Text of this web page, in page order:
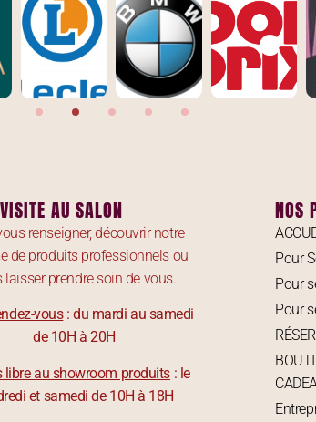
AU SALON
renseigner, découvrir notre
de produits professionnels ou
laisser prendre soin de vous.
vous: du mardi au samedi
de 10H à 20H
libre au showroom produits: le
et samedi de 10H à 18H
NOS
Pour
Pour
Pour